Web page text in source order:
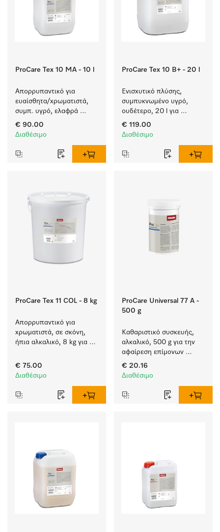
ProCare Tex 10 MA - 10 l
Απορρυπαντικό για
ευαίσθητα/χρωματιστά,
συμπ. υγρό, ελαφρά
αλκαλικό, 10 l για το
πλύσιμο χρωματιστών
ευαίσθητων υφασμάτων.
€ 90.00
Διαθέσιμο
ProCare Tex 10 B+ - 20 l
Ενισχυτικό πλύσης,
συμπυκνωμένο υγρό,
ουδέτερο, 20 l για
αποτελεσματική
αφαίρεση των λιπαρών
€ 119.00
Διαθέσιμο
ProCare Tex 11 COL - 8 kg
Απορρυπαντικό για
χρωματιστά, σε σκόνη,
ήπια αλκαλικό, 8 kg για
χωρίς να ξεθωριάζουν.
€ 75.00
Διαθέσιμο
ProCare Universal 77 A -
500 g
Καθαριστικό συσκευής,
αλκαλικό, 500 g για την
αφαίρεση επίμονων
επικαθίσεων αμύλου.
€ 20.16
Διαθέσιμο